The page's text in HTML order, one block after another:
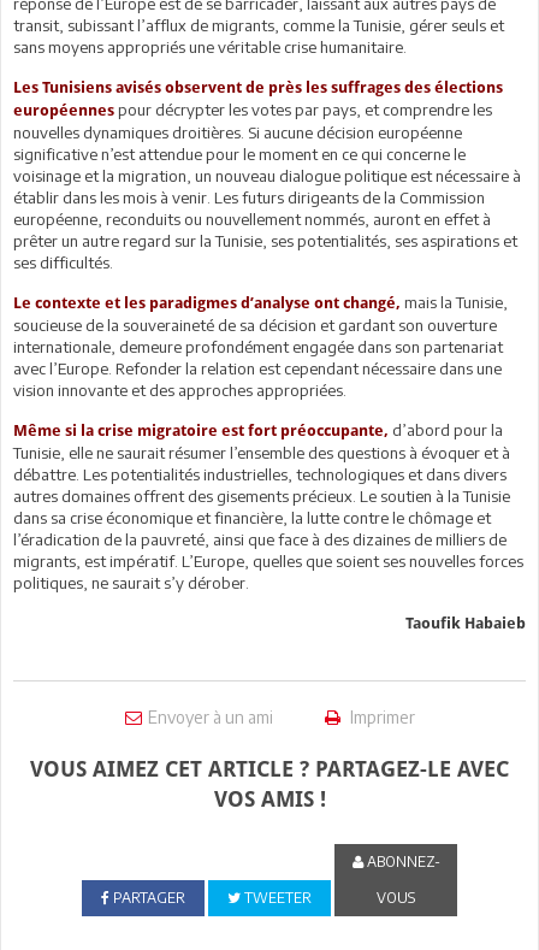
transit, subissant l’afflux de migrants, comme la Tunisie, gérer seuls et
sans moyens appropriés une véritable crise humanitaire.
Les Tunisiens avisés observent de près les suffrages des élections
européennes pour décrypter les votes par pays, et comprendre les
nouvelles dynamiques droitières. Si aucune décision européenne
significative n’est attendue pour le moment en ce qui concerne le
voisinage et la migration, un nouveau dialogue politique est nécessaire à
établir dans les mois à venir. Les futurs dirigeants de la Commission
européenne, reconduits ou nouvellement nommés, auront en effet à
prêter un autre regard sur la Tunisie, ses potentialités, ses aspirations et
ses difficultés.
Le contexte et les paradigmes d’analyse ont changé, mais la Tunisie,
soucieuse de la souveraineté de sa décision et gardant son ouverture
internationale, demeure profondément engagée dans son partenariat
avec l’Europe. Refonder la relation est cependant nécessaire dans une
vision innovante et des approches appropriées.
Même si la crise migratoire est fort préoccupante, d’abord pour la
Tunisie, elle ne saurait résumer l’ensemble des questions à évoquer et à
débattre. Les potentialités industrielles, technologiques et dans divers
autres domaines offrent des gisements précieux. Le soutien à la Tunisie
dans sa crise économique et financière, la lutte contre le chômage et
l’éradication de la pauvreté, ainsi que face à des dizaines de milliers de
migrants, est impératif. L’Europe, quelles que soient ses nouvelles forces
politiques, ne saurait s’y dérober.
Taoufik Habaieb
Envoyer à un ami Imprimer
VOUS AIMEZ CET ARTICLE ? PARTAGEZ-LE AVEC
VOS AMIS !
PARTAGER TWEETER
ABONNEZ-
VOUS